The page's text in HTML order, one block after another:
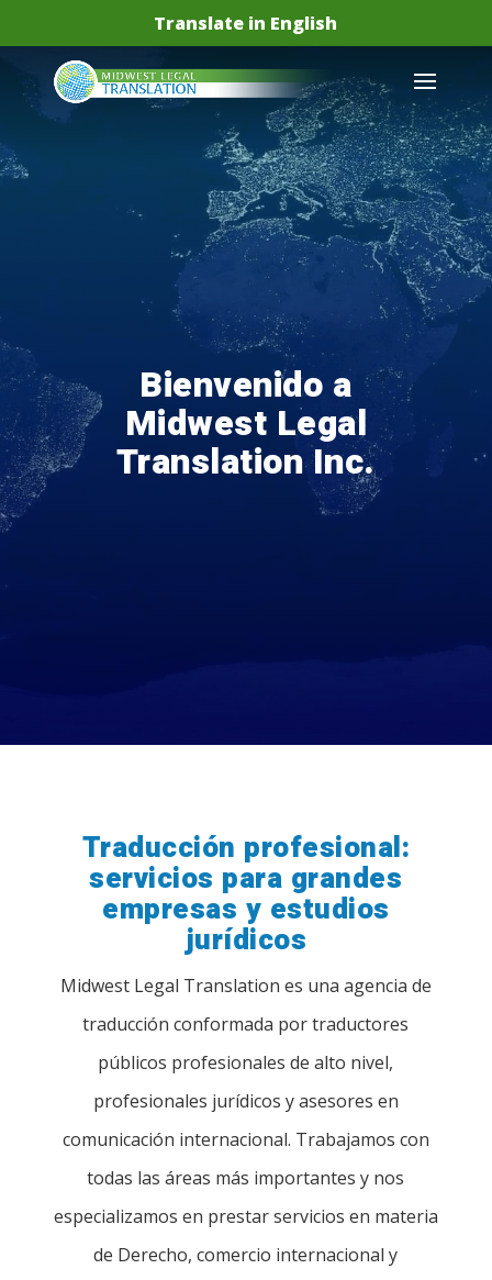
Translate in English
Bienvenido a
Midwest Legal
Translation Inc.
Traducción profesional:
servicios para grandes
empresas y estudios
jurídicos
Midwest Legal Translation es una agencia de
traducción conformada por traductores
públicos profesionales de alto nivel,
profesionales jurídicos y asesores en
comunicación internacional. Trabajamos con
todas las áreas más importantes y nos
especializamos en prestar servicios en materia
de Derecho, comercio internacional y